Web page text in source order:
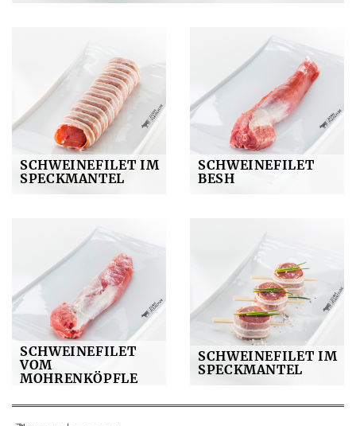
SCHWEINEFILET IM
SPECKMANTEL
SCHWEINEFILET
BESH
SCHWEINEFILET
VOM
MOHRENKÖPFLE
SCHWEINEFILET IM
SPECKMANTEL